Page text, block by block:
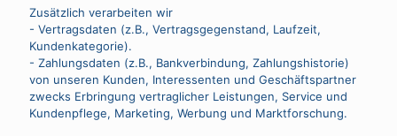
Zusätzlich verarbeiten wir
- Vertragsdaten (z.B., Vertragsgegenstand, Laufzeit,
Kundenkategorie).
- Zahlungsdaten (z.B., Bankverbindung, Zahlungshistorie)
von unseren Kunden, Interessenten und Geschäftspartner
zwecks Erbringung vertraglicher Leistungen, Service und
Kundenpflege, Marketing, Werbung und Marktforschung.